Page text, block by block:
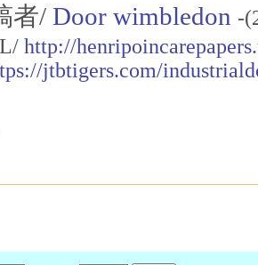
者/ Door wimbledon -
http://
jtbtigers.com/